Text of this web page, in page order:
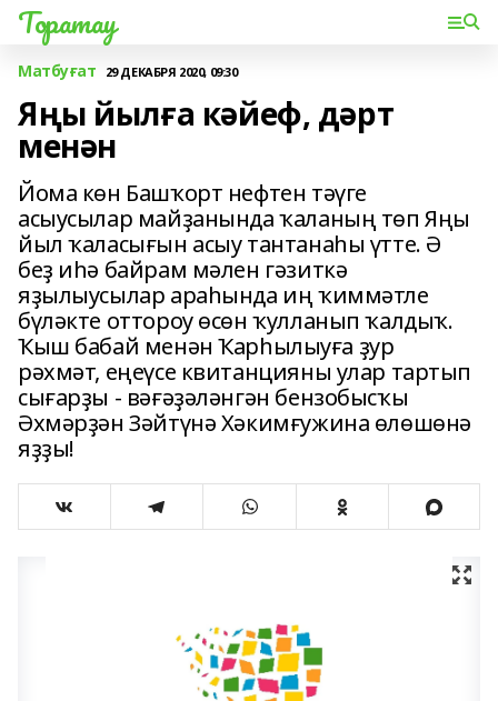
Торатау
Матбуғат 29 ДЕКАБРЯ 2020, 09:30
Яңы йылға кәйеф, дәрт
менән
Йома көн Башҡорт нефтен тәүге
асыусылар майҙанында ҡаланың төп Яңы
йыл ҡаласығын асыу тантанаһы үтте. Ә
беҙ иһә байрам мәлен гәзиткә
яҙылыусылар араһында иң ҡиммәтле
бүләкте оттороу өсөн ҡулланып ҡалдыҡ.
Ҡыш бабай менән Ҡарһылыуға ҙур
рәхмәт, еңеүсе квитанцияны улар тартып
сығарҙы - вәғәҙәләнгән бензобысҡы
Әхмәрҙән Зәйтүнә Хәкимғужина өлөшөнә
яҙҙы!